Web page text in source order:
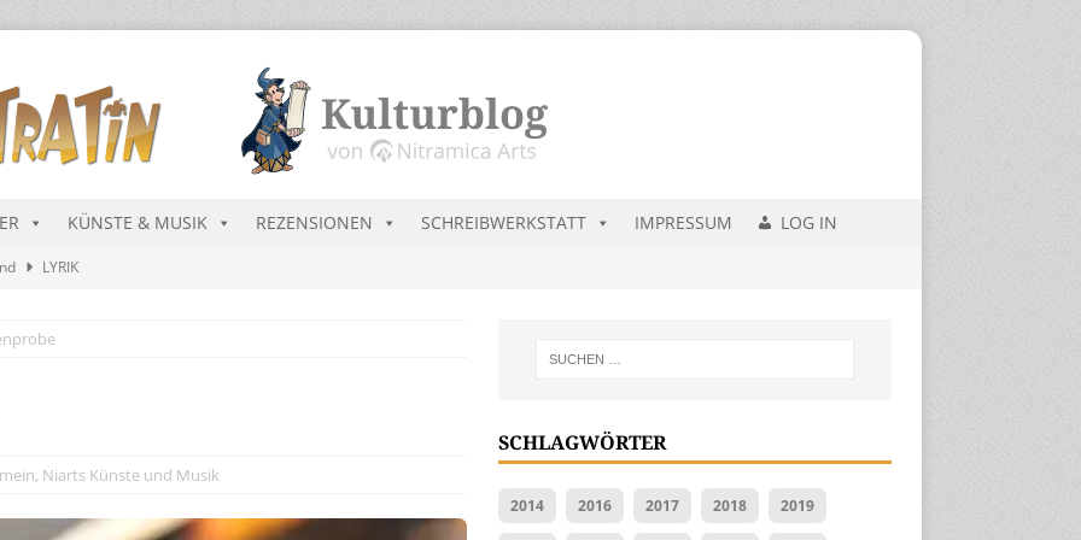
KÜNSTE & MUSIK REZENSIONEN SCHREIBWERKSTATT IMPRESSUM LOG IN
LYRIK
wird erst mal unöffentlich…
Charts im August 2026 MUSIK
, Niarts Künste und Musik
SCHLAGWÖRTER
2014 2016 2017 2018 2019